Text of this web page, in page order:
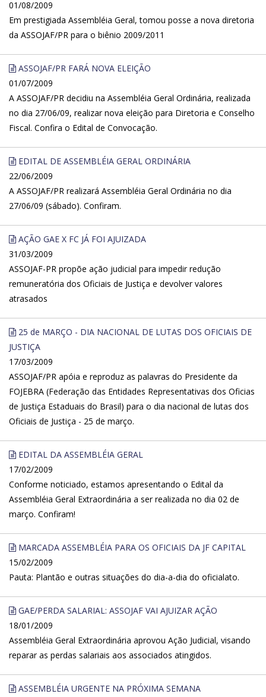
01/08/2009
Em prestigiada Assembléia Geral, tomou posse a nova diretoria
da ASSOJAF/PR para o biênio 2009/2011
ASSOJAF/PR FARÁ NOVA ELEIÇÃO
01/07/2009
A ASSOJAF/PR decidiu na Assembléia Geral Ordinária, realizada
no dia 27/06/09, realizar nova eleição para Diretoria e Conselho
Fiscal. Confira o Edital de Convocação.
EDITAL DE ASSEMBLÉIA GERAL ORDINÁRIA
22/06/2009
A ASSOJAF/PR realizará Assembléia Geral Ordinária no dia
27/06/09 (sábado). Confiram.
AÇÃO GAE X FC JÁ FOI AJUIZADA
31/03/2009
ASSOJAF-PR propõe ação judicial para impedir redução
remuneratória dos Oficiais de Justiça e devolver valores
atrasados
25 de MARÇO - DIA NACIONAL DE LUTAS DOS OFICIAIS DE
JUSTIÇA
17/03/2009
ASSOJAF/PR apóia e reproduz as palavras do Presidente da
FOJEBRA (Federação das Entidades Representativas dos Oficias
de Justiça Estaduais do Brasil) para o dia nacional de lutas dos
Oficiais de Justiça - 25 de março.
EDITAL DA ASSEMBLÉIA GERAL
17/02/2009
Conforme noticiado, estamos apresentando o Edital da
Assembléia Geral Extraordinária a ser realizada no dia 02 de
março. Confiram!
MARCADA ASSEMBLÉIA PARA OS OFICIAIS DA JF CAPITAL
15/02/2009
Pauta: Plantão e outras situações do dia-a-dia do oficialato.
GAE/PERDA SALARIAL: ASSOJAF VAI AJUIZAR AÇÃO
18/01/2009
Assembléia Geral Extraordinária aprovou Ação Judicial, visando
reparar as perdas salariais aos associados atingidos.
ASSEMBLÉIA URGENTE NA PRÓXIMA SEMANA